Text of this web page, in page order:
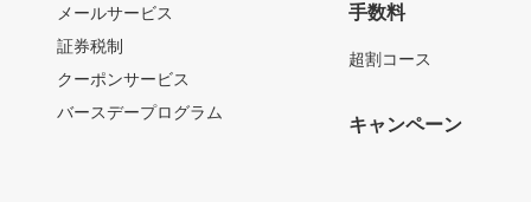
メールサービス
証券税制
クーポンサービス
バースデープログラム
手数料
超割コース
キャンペーン